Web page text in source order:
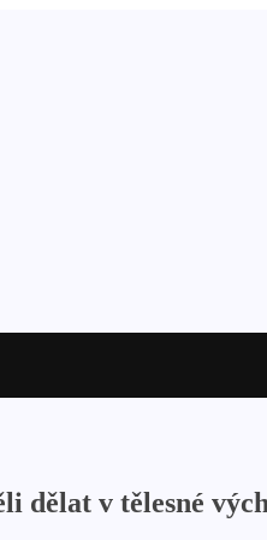
dělat v tělesné